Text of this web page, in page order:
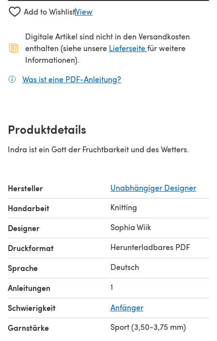
Add to WishlistView
Digitale Artikel sind nicht in den Versandkosten
enthalten (siehe unsere Lieferseite(öffnet sich in
für weitere
Informationen).
Was ist eine PDF-Anleitung?
Produktdetails
Indra ist ein Gott der Fruchtbarkeit und des Wetters.
Hersteller Unabhängiger Designer
Handarbeit Knitting
Designer Sophia Wiik
Druckformat Herunterladbares PDF
Sprache Deutsch
Anleitungen 1
Schwierigkeit Anfänger
Garnstärke Sport (3,50-3,75 mm)